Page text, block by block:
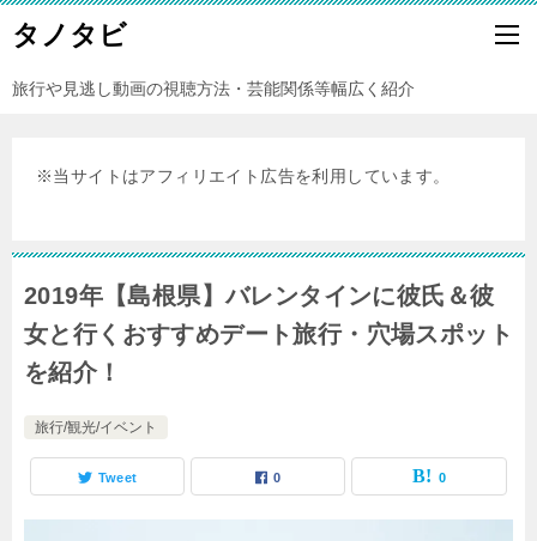
タノタビ
旅行や見逃し動画の視聴方法・芸能関係等幅広く紹介
※当サイトはアフィリエイト広告を利用しています。
2019年【島根県】バレンタインに彼氏＆彼
女と行くおすすめデート旅行・穴場スポット
を紹介！
旅行/観光/イベント
Tweet 0 0